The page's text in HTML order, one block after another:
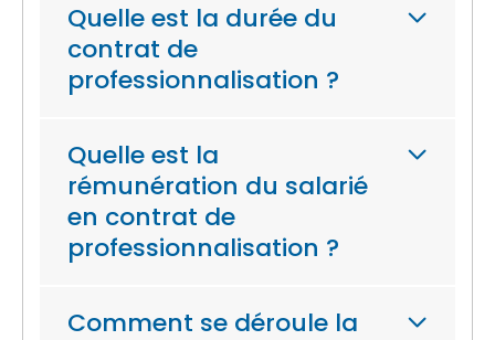
Quelle est la durée du
contrat de
professionnalisation ?
Quelle est la
rémunération du salarié
en contrat de
professionnalisation ?
Comment se déroule la